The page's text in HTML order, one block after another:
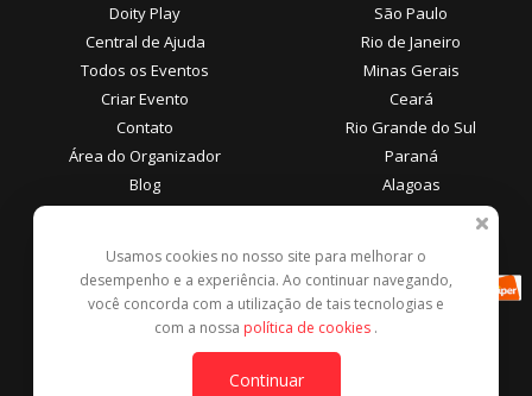
Doity Play
Central de Ajuda
Todos os Eventos
Criar Evento
Contato
Área do Organizador
Blog
São Paulo
Rio de Janeiro
Minas Gerais
Ceará
Rio Grande do Sul
Paraná
Alagoas
Área do Participante
Central de Ajuda
Denunciar este evento
Formas de Pagamento
Usamos cookies no nosso site para melhorar o
desempenho e a experiência. Ao continuar navegando,
você concorda com a utilização de tais tecnologias e
com a nossa política de cookies .
Continuar